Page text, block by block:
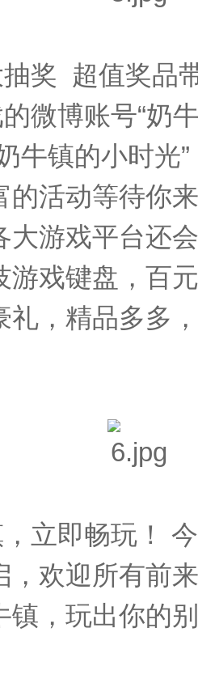
抽奖 超值奖品
微博账号“奶
牛镇的小时光
的活动等待你
大游戏平台还
游戏键盘，百
礼，精品多多
立即畅玩！
，欢迎所有前
镇，玩出你的